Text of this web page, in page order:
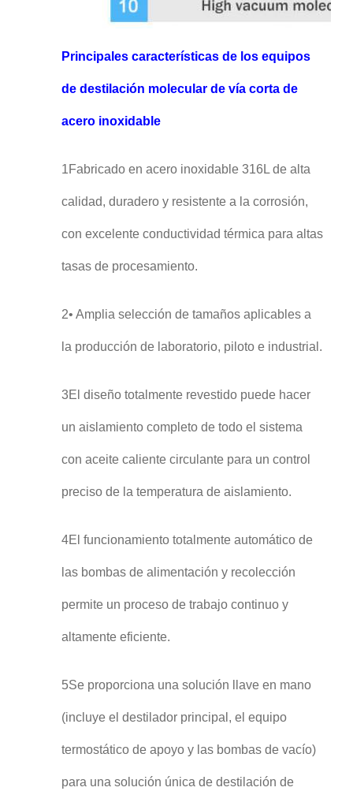
Principales características de los equipos
de destilación molecular de vía corta de
acero inoxidable
1Fabricado en acero inoxidable 316L de alta
calidad, duradero y resistente a la corrosión,
con excelente conductividad térmica para altas
tasas de procesamiento.
2• Amplia selección de tamaños aplicables a
la producción de laboratorio, piloto e industrial.
3El diseño totalmente revestido puede hacer
un aislamiento completo de todo el sistema
con aceite caliente circulante para un control
preciso de la temperatura de aislamiento.
4El funcionamiento totalmente automático de
las bombas de alimentación y recolección
permite un proceso de trabajo continuo y
altamente eficiente.
5Se proporciona una solución llave en mano
(incluye el destilador principal, el equipo
termostático de apoyo y las bombas de vacío)
para una solución única de destilación de